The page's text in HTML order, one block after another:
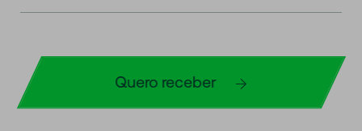
Quero receber